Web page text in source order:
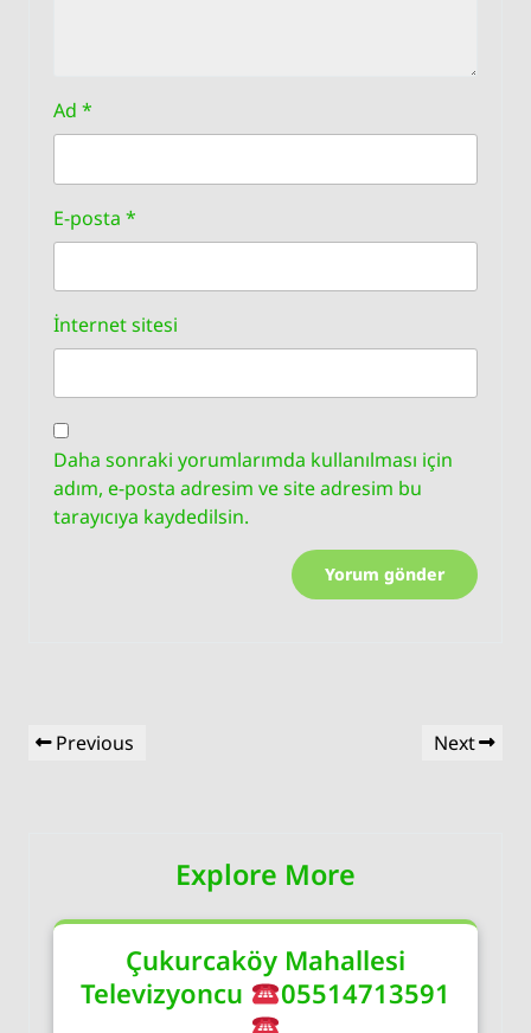
Ad *
E-posta *
İnternet sitesi
Daha sonraki yorumlarımda kullanılması için
adım, e-posta adresim ve site adresim bu
tarayıcıya kaydedilsin.
Yazı
gezinmesi
Previous
Previous
Next
Next
Explore More
Çukurcaköy Mahallesi
Televizyoncu
05514713591